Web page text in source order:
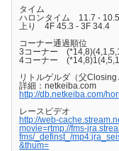
タイム
ハロンタイム 11.7 - 10.5
上り 4F 45.3 - 3F 34.4
コーナー通過順位
3コーナー
4コーナー
リトルゲルダ（父
詳細：netkeiba.com
http://db.netkeiba.com/
レースビデオ
http://web-
movie=rtmp://fms-
fms/_definst_/
&thum=